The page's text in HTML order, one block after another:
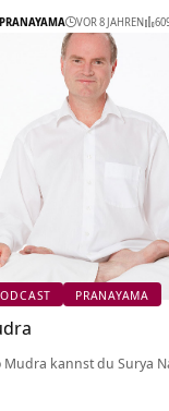
VOR 8 JAHREN
PRANAYAMA
kannst du Surya